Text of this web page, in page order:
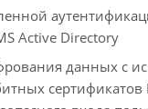
Active Directory
данных с
сертификатов